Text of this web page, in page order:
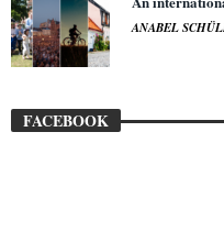
ANABEL
FACEBOOK